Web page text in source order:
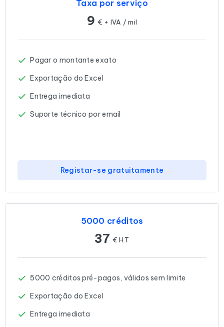
Taxa por serviço
9 € + IVA / mil
Pagar o montante exato
Exportação do Excel
Entrega imediata
Suporte técnico por email
Registar-se gratuitamente
5000 créditos
37 € H.T
5000 créditos pré-pagos, válidos sem limite
Exportação do Excel
Entrega imediata